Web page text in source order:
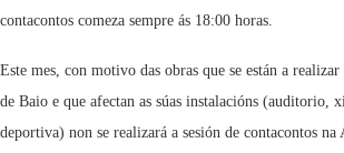
contacontos comeza sempre ás 18:00 horas.
Este mes, con motivo das obras que se están a
de Baio e que afectan as súas instalacións (auditorio,
deportiva) non se realizará a sesión de contacontos